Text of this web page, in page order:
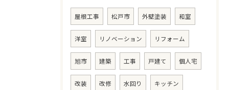
屋根工事 松戸市 外壁塗装 和室
洋室 リノベーション リフォーム
旭市 建築 工事 戸建て 個人宅
改装 改修 水回り キッチン